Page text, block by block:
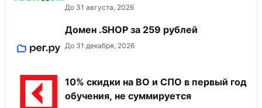
До 31 августа, 2026
Домен .SHOP за 259 рублей
До 31 декабря, 2026
10% скидки на ВО и СПО в первый год
обучения, не суммируется